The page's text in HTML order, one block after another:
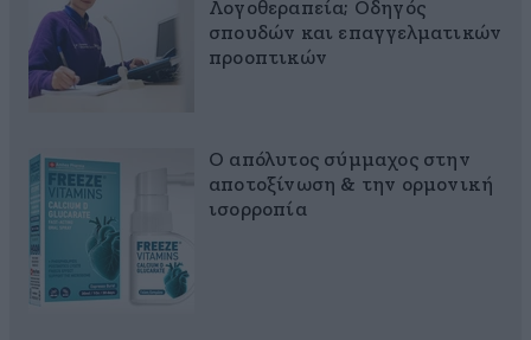
Λογοθεραπεία; Οδηγός
σπουδών και επαγγελματικών
προοπτικών
Ο απόλυτος σύμμαχος στην
αποτοξίνωση & την ορμονική
ισορροπία